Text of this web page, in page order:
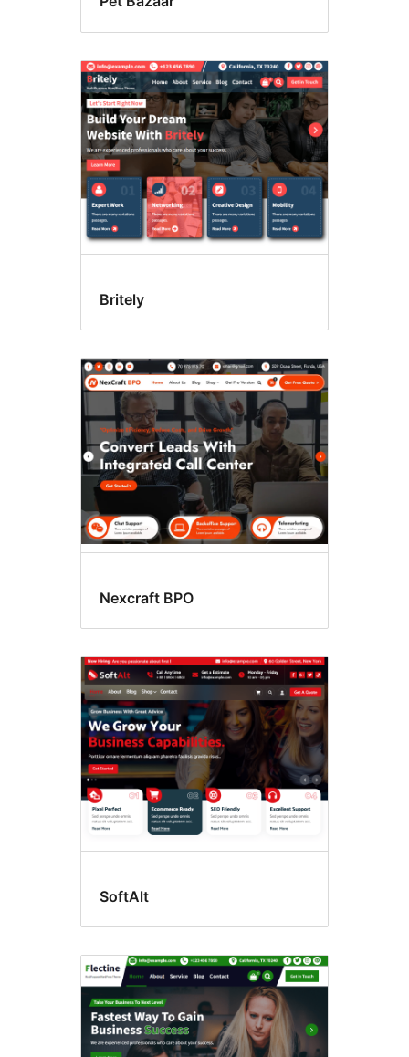
Britely
Nexcraft BPO
SoftAlt